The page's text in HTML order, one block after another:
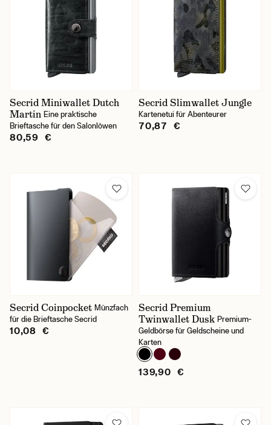
Secrid Miniwallet Dutch
Martin Eine praktische
Brieftasche für den Salonlöwen
80,59 €
Secrid Slimwallet Jungle
Kartenetui für Abenteurer
70,87 €
Secrid Coinpocket Münzfach
für die Brieftasche Secrid
10,08 €
Secrid Premium
Twinwallet Dusk Premium-
Geldbörse für Geldscheine und
Karten
139,90 €